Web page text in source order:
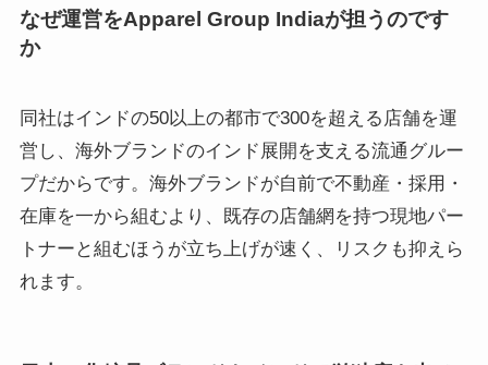
なぜ運営をApparel Group Indiaが担うのです
か
同社はインドの50以上の都市で300を超える店舗を運
営し、海外ブランドのインド展開を支える流通グルー
プだからです。海外ブランドが自前で不動産・採用・
在庫を一から組むより、既存の店舗網を持つ現地パー
トナーと組むほうが立ち上げが速く、リスクも抑えら
れます。